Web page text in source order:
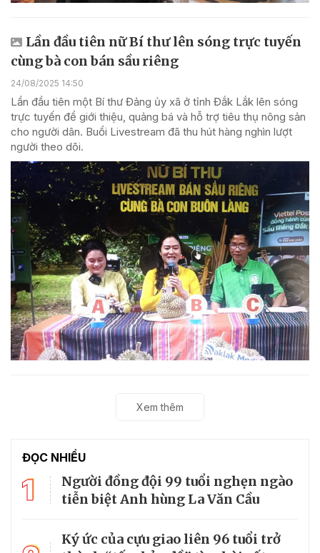
Lần đầu tiên nữ Bí thư lên sóng trực tuyến
cùng bà con bán sầu riêng
24/08/2025 14:50
Lần đầu tiên một Bí thư Đảng ủy xã ở tỉnh Đắk Lắk lên sóng
trực tuyến để giới thiệu, quảng bá và hỗ trợ tiêu thụ nông sản
cho người dân. Buổi Livestream đã thu hút hàng nghìn lượt
người theo dõi.
Xem thêm
ĐỌC NHIỀU
1
Người đồng đội 99 tuổi nghẹn ngào
tiễn biệt Anh hùng La Văn Cầu
Ký ức của cựu giao liên 96 tuổi trở